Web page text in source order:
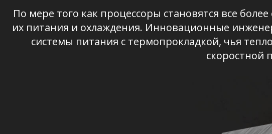
По мере того как процессоры становятся все
их питания и охлаждения. Инновационные
системы питания с термопрокладкой, чья
скоростной